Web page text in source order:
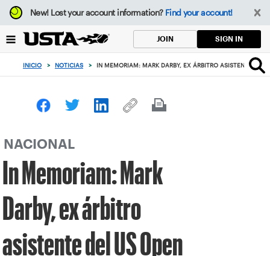
Enfoque
desde
botón
volver
principio
New!Lost your account information? Find your account!
JOIN SIGN IN
INICIO > NOTICIAS > IN MEMORIAM: MARK DARBY, EX ÁRBITRO ASISTENTE DEL
NACIONAL
In Memoriam: Mark
Darby, ex árbitro
asistente del US Open